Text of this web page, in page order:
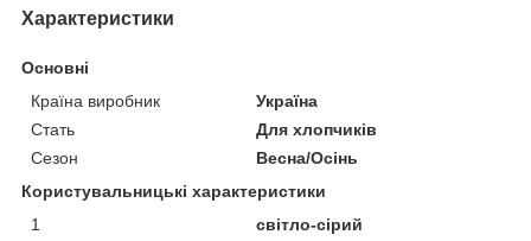
Характеристики
Основні
Країна виробник
Україна
Стать
Для хлопчиків
Сезон
Весна/Осінь
Користувальницькі характеристики
1
світло-сірий